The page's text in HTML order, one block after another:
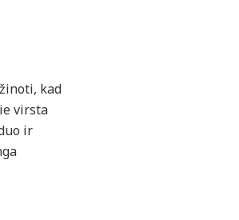
kad
virsta
ir